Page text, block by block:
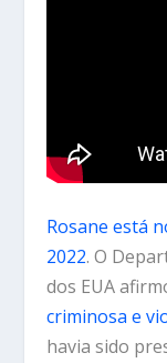
Rosane está
2022. O
dos EUA
criminosa e
havia sido